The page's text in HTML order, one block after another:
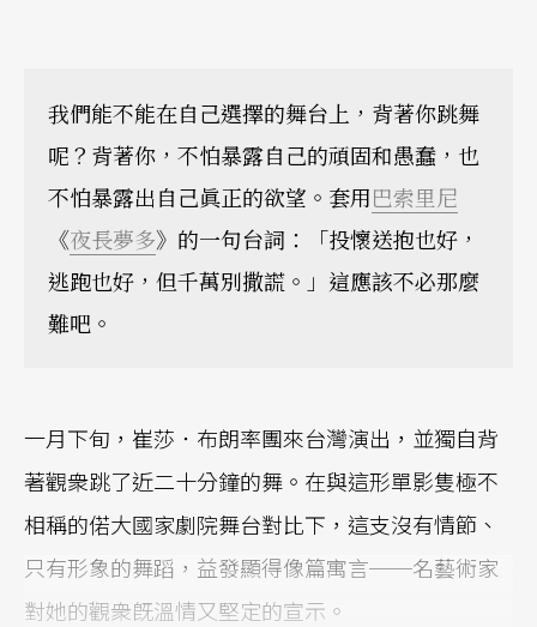
我們能不能在自己選擇的舞台上，背著你跳舞
呢？背著你，不怕暴露自己的頑固和愚蠢，也
不怕暴露出自己眞正的欲望。套用巴索里尼
《夜長夢多》的一句台詞：「投懷送抱也好，
逃跑也好，但千萬別撒謊。」這應該不必那麼
難吧。
一月下旬，崔莎．布朗率團來台灣演出，並獨自背
著觀衆跳了近二十分鐘的舞。在與這形單影隻極不
相稱的偌大國家劇院舞台對比下，這支沒有情節、
只有形象的舞蹈，益發顯得像篇寓言──名藝術家
對她的觀衆旣溫情又堅定的宣示。